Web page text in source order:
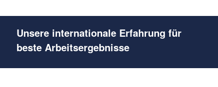
Unsere internationale Erfahrung für
beste Arbeitsergebnisse